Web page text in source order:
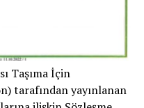
Taşıma İçin
tarafından yayınlanan